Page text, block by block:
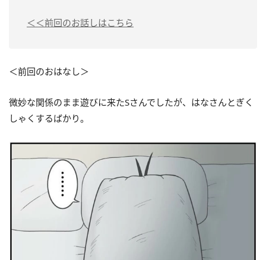
＜＜前回のお話しはこちら
＜前回のおはなし＞
微妙な関係のまま遊びに来たSさんでしたが、はなさんとぎく
しゃくするばかり。